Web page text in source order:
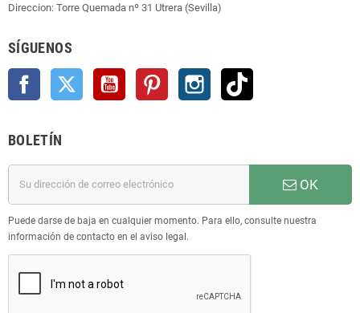
Direccion: Torre Quemada nº 31 Utrera (Sevilla)
SÍGUENOS
Facebook Twitter YouTube Pinterest Instagram
BOLETÍN
OK
Puede darse de baja en cualquier momento. Para ello, consulte nuestra
información de contacto en el aviso legal.